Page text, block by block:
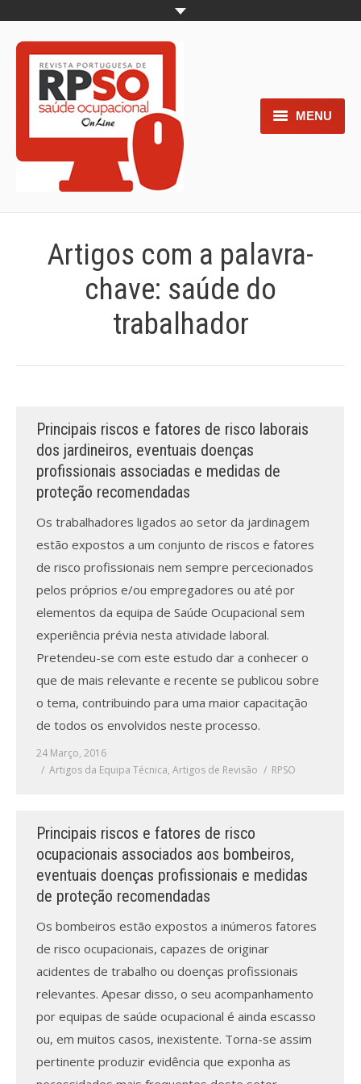
MENU
Home
Trabalhos aceites para submissão
Normas para os autores
Submeta aqui
Formação Profissional
procura)
Sugestões para os Leitores
Investigarem
Congressos
Candidatura a revisor
Artigos recentes
Revistas previamente publicadas
Como publicitar na nossa revista
Informações adicionais
Estatísticas da Revista
Artigos com a palavra-
chave: saúde do
trabalhador
Principais riscos e fatores de risco laborais
dos jardineiros, eventuais doenças
profissionais associadas e medidas de
proteção recomendadas
Os trabalhadores ligados ao setor da jardinagem
estão expostos a um conjunto de riscos e fatores
de risco profissionais nem sempre percecionados
pelos próprios e/ou empregadores ou até por
elementos da equipa de Saúde Ocupacional sem
experiência prévia nesta atividade laboral.
Pretendeu-se com este estudo dar a conhecer o
que de mais relevante e recente se publicou sobre
o tema, contribuindo para uma maior capacitação
de todos os envolvidos neste processo.
24 Março, 2016
Artigos da Equipa Técnica, Artigos de Revisão RPSO
Principais riscos e fatores de risco
ocupacionais associados aos bombeiros,
eventuais doenças profissionais e medidas
de proteção recomendadas
Os bombeiros estão expostos a inúmeros fatores
de risco ocupacionais, capazes de originar
acidentes de trabalho ou doenças profissionais
relevantes. Apesar disso, o seu acompanhamento
por equipas de saúde ocupacional é ainda escasso
ou, em muitos casos, inexistente. Torna-se assim
pertinente produzir evidência que exponha as